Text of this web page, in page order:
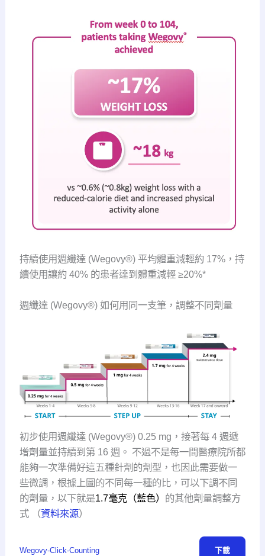
持續使用週纖達 (Wegovy®) 平均體重減輕約 17%，持
續使用讓約 40% 的患者達到體重減輕 ≥20%*
週纖達 (Wegovy®) 如何用同一支筆，調整不同劑量
初步使用週纖達 (Wegovy®) 0.25 mg，接著每 4 週遞
增劑量並持續到第 16 週。 不過不是每一間醫療院所都
能夠一次準備好這五種針劑的劑型，也因此需要做一
些微調，根據上圖的不同每一種的比，可以下調不同
的劑量，以下就是1.7毫克（藍色） 的其他劑量調整方
式 （資料來源）
Wegovy-Click-Counting 下載